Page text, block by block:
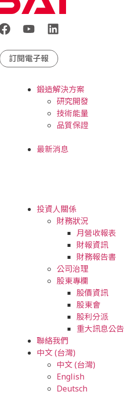
訂閱電子報
鍛造解決方案
研究開發
技術能量
品質保證
最新消息
投資人關係
財務狀況
月營收報表
財報資訊
財務報告書
公司治理
股東專欄
股價資訊
股東會
股利分派
重大訊息公告
聯絡我們
中文 (台灣)
中文 (台灣)
English
Deutsch